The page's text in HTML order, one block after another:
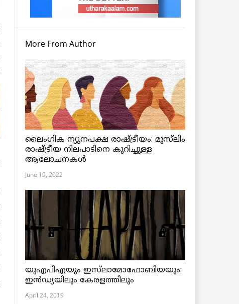
More From Author
ലൈംഗിക ന്യൂനപക്ഷ രാഷ്ട്രീയം: മുസ്‌ലിം
രാഷ്ട്രീയ നിലപാടിനെ കുറിച്ചുള്ള
ആലോചനകൾ
June 19, 2022
യുഎപിഎയും ഇസ്‌ലാമോഫോബിയയും:
ഇൻഡ്യയിലും കേരളത്തിലും
April 24, 2019